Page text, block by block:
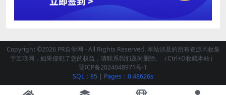
Copyright ©2026 PR自学网 - All Rights Reserved. 本站涉及的所有资源均收集
于互联网，如果侵犯了您的权益，请联系我们及时删除。（Ctrl+D收藏本站）
晋ICP备2024048971号-1
SQL：85 | Pages：0.48626s